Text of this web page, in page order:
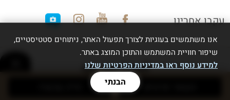
עקבו אחרינו
אנו משתמשים בעוגיות לצורך תפעול האתר, ניתוחים סטטיסטיים,
שיפור חוויית המשתמש והתוכן המוצג באתר.
למידע נוסף ראו במדיניות הפרטיות שלנו
הבנתי